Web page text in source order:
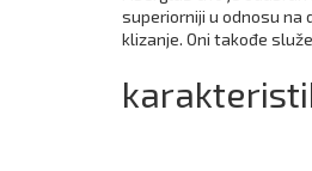
superiorniji u odnosu na
klizanje. Oni takođe